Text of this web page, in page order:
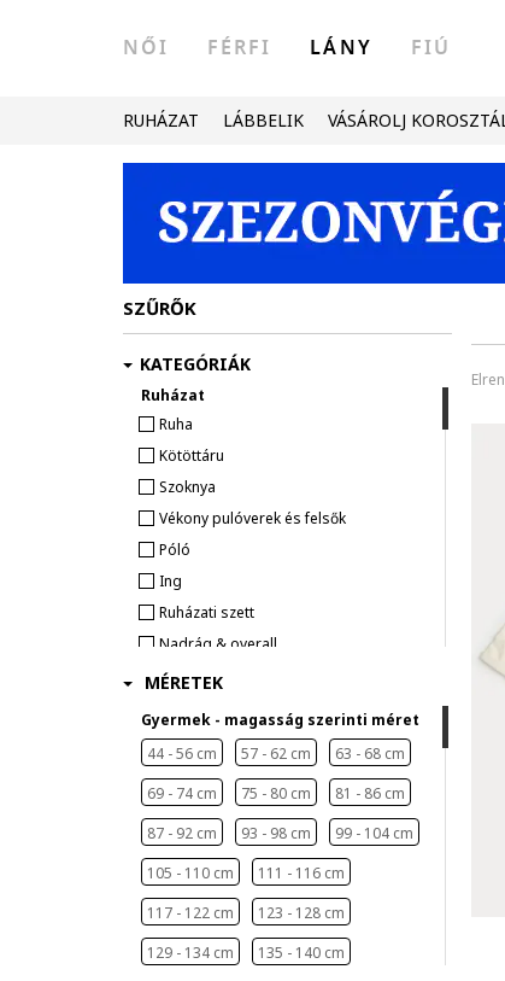
NŐI FÉRFI LÁNY FIÚ
RUHÁZAT LÁBBELIK VÁSÁROLJ
SZŰRŐK
KATEGÓRIÁK
Ruházat
Ruha
Kötöttáru
Szoknya
Vékony pulóverek és felsők
Póló
Ing
Ruházati szett
Nadrág & overall
MÉRETEK
Gyermek - magasság szerinti méret
44 - 56 cm
57 - 62 cm
63 - 68 cm
69 - 74 cm
75 - 80 cm
81 - 86 cm
87 - 92 cm
93 - 98 cm
99 - 104 cm
105 - 110 cm
111 - 116 cm
117 - 122 cm
123 - 128 cm
129 - 134 cm
135 - 140 cm